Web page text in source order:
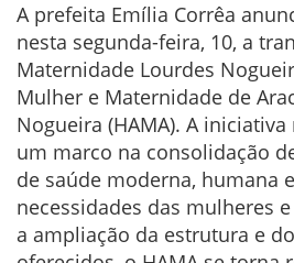
A prefeita Emília Corrêa
nesta segunda-feira, 10, a
Maternidade Lourdes
Mulher e Maternidade de
Nogueira (HAMA). A
um marco na consolidação
de saúde moderna, humana
necessidades das mulheres
a ampliação da estrutura e